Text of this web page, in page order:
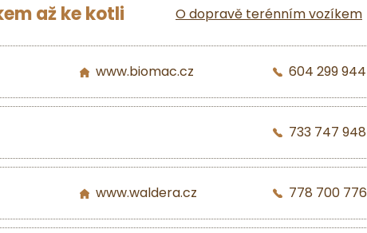
až ke kotli O dopravě terénním vozíkem
www.biomac.cz 604 299 944
733 747 948
www.waldera.cz 778 700 776